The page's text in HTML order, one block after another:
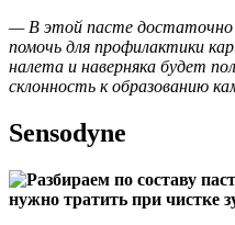
— В этой пасте достаточно
помочь для профилактики
налета и наверняка будет
склонность к образованию
Sensodyne